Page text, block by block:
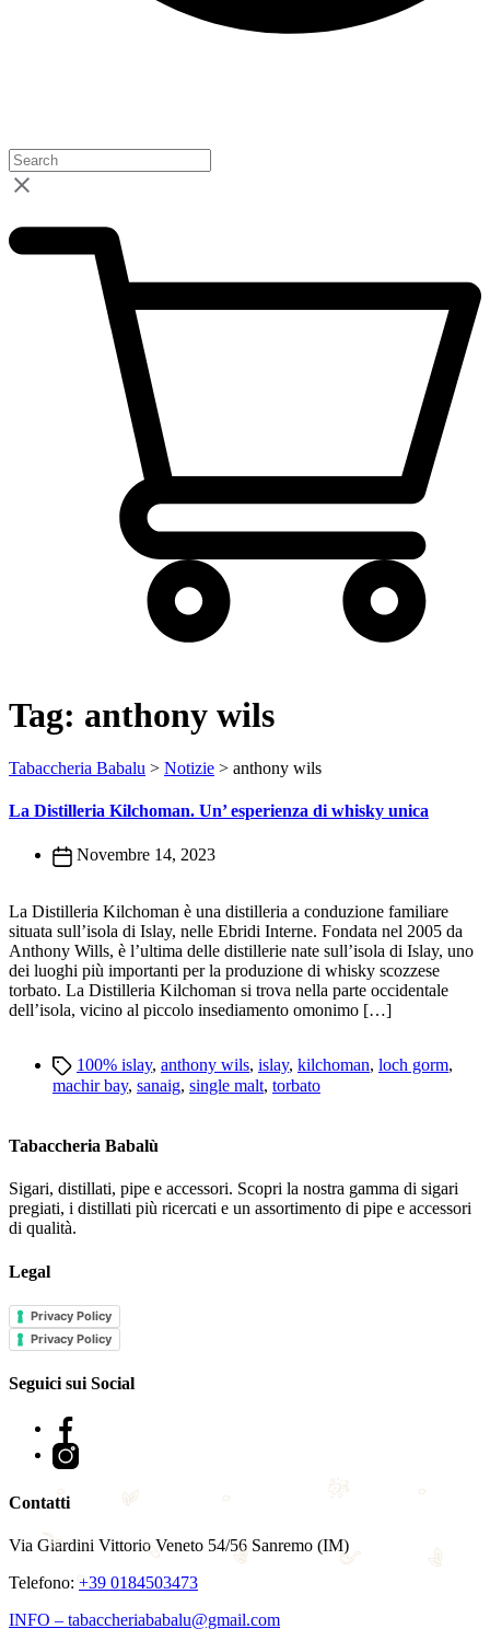
Tag: anthony wils
Tabaccheria Babalu > Notizie > anthony wils
La Distilleria Kilchoman. Un’ esperienza di whisky unica
Novembre 14, 2023
La Distilleria Kilchoman è una distilleria a conduzione familiare
situata sull’isola di Islay, nelle Ebridi Interne. Fondata nel 2005 da
Anthony Wills, è l’ultima delle distillerie nate sull’isola di Islay, uno
dei luoghi più importanti per la produzione di whisky scozzese
torbato. La Distilleria Kilchoman si trova nella parte occidentale
dell’isola, vicino al piccolo insediamento omonimo […]
Tags100% islay, anthony wils, islay, kilchoman, loch gorm,
machir bay, sanaig, single malt, torbato
Tabaccheria Babalù
Sigari, distillati, pipe e accessori. Scopri la nostra gamma di sigari
pregiati, i distillati più ricercati e un assortimento di pipe e accessori
di qualità.
Legal
Privacy Policy
Privacy Policy
Seguici sui Social
Facebook
Instagram
Contatti
Via Giardini Vittorio Veneto 54/56 Sanremo (IM)
Telefono:+39 0184503473
INFO – tabaccheriababalu@gmail.com